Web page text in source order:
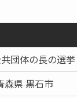
団体の長の選挙
森県 黒石市